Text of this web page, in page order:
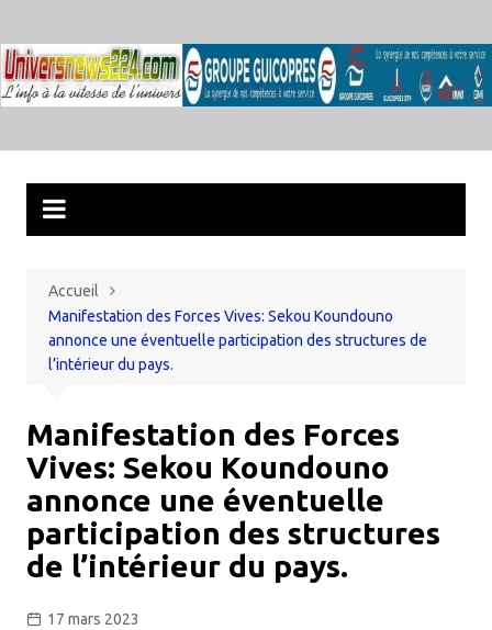
au
contenu
Accueil
Manifestation des Forces Vives: Sekou Koundouno
annonce une éventuelle participation des structures de
l’intérieur du pays.
Manifestation des Forces
Vives: Sekou Koundouno
annonce une éventuelle
participation des structures
de l’intérieur du pays.
17 mars 2023